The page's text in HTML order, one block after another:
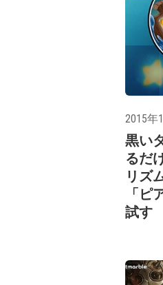
2015年
黒い
るだ
リズ
「ピ
試す